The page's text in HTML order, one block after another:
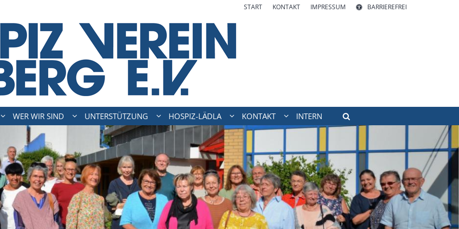
START KONTAKT IMPRESSUM BARRIEREFREI
WER WIR SIND UNTERSTÜTZUNG HOSPIZ-LÄDLA KONTAKT INTERN